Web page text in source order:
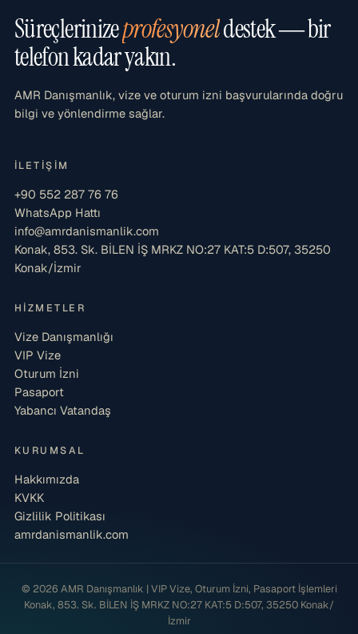
Süreçlerinizeprofesyoneldestek — bir
telefon kadar yakın.
AMR Danışmanlık, vize ve oturum izni başvurularında doğru
bilgi ve yönlendirme sağlar.
İLETIŞIM
+90 552 287 76 76
WhatsApp Hattı
info@amrdanismanlik.com
Konak, 853. Sk. BİLEN İŞ MRKZ NO:27 KAT:5 D:507, 35250
Konak/İzmir
HIZMETLER
Vize Danışmanlığı
VIP Vize
Oturum İzni
Pasaport
Yabancı Vatandaş
KURUMSAL
Hakkımızda
KVKK
Gizlilik Politikası
amrdanismanlik.com
© 2026 AMR Danışmanlık | VIP Vize, Oturum İzni, Pasaport İşlemleri
Konak, 853. Sk. BİLEN İŞ MRKZ NO:27 KAT:5 D:507, 35250 Konak/
İzmir